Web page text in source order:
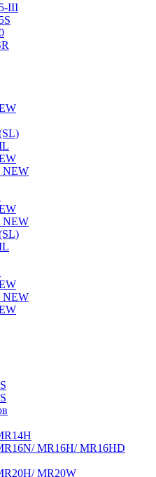
III
NEW
NEW
NEW
MR16H/ MR16HD
MR20W